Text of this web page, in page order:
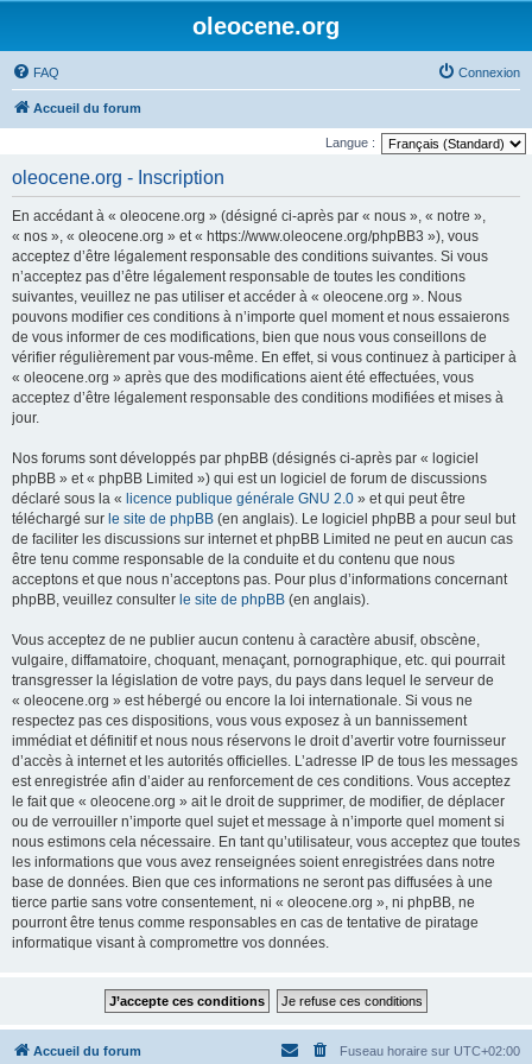
oleocene.org
FAQ Connexion
Accueil du forum
Langue :
oleocene.org - Inscription
En accédant à « oleocene.org » (désigné ci-après par « nous », « notre »,
« nos », « oleocene.org » et « https://www.oleocene.org/phpBB3 »), vous
acceptez d’être légalement responsable des conditions suivantes. Si vous
n’acceptez pas d’être légalement responsable de toutes les conditions
suivantes, veuillez ne pas utiliser et accéder à « oleocene.org ». Nous
pouvons modifier ces conditions à n’importe quel moment et nous essaierons
de vous informer de ces modifications, bien que nous vous conseillons de
vérifier régulièrement par vous-même. En effet, si vous continuez à participer à
« oleocene.org » après que des modifications aient été effectuées, vous
acceptez d’être légalement responsable des conditions modifiées et mises à
jour.
Nos forums sont développés par phpBB (désignés ci-après par « logiciel
phpBB » et « phpBB Limited ») qui est un logiciel de forum de discussions
déclaré sous la « licence publique générale GNU 2.0 » et qui peut être
téléchargé sur le site de phpBB (en anglais). Le logiciel phpBB a pour seul but
de faciliter les discussions sur internet et phpBB Limited ne peut en aucun cas
être tenu comme responsable de la conduite et du contenu que nous
acceptons et que nous n’acceptons pas. Pour plus d’informations concernant
phpBB, veuillez consulter le site de phpBB (en anglais).
Vous acceptez de ne publier aucun contenu à caractère abusif, obscène,
vulgaire, diffamatoire, choquant, menaçant, pornographique, etc. qui pourrait
transgresser la législation de votre pays, du pays dans lequel le serveur de
« oleocene.org » est hébergé ou encore la loi internationale. Si vous ne
respectez pas ces dispositions, vous vous exposez à un bannissement
immédiat et définitif et nous nous réservons le droit d’avertir votre fournisseur
d’accès à internet et les autorités officielles. L’adresse IP de tous les messages
est enregistrée afin d’aider au renforcement de ces conditions. Vous acceptez
le fait que « oleocene.org » ait le droit de supprimer, de modifier, de déplacer
ou de verrouiller n’importe quel sujet et message à n’importe quel moment si
nous estimons cela nécessaire. En tant qu’utilisateur, vous acceptez que toutes
les informations que vous avez renseignées soient enregistrées dans notre
base de données. Bien que ces informations ne seront pas diffusées à une
tierce partie sans votre consentement, ni « oleocene.org », ni phpBB, ne
pourront être tenus comme responsables en cas de tentative de piratage
informatique visant à compromettre vos données.
Accueil du forum Fuseau horaire sur UTC+02:00